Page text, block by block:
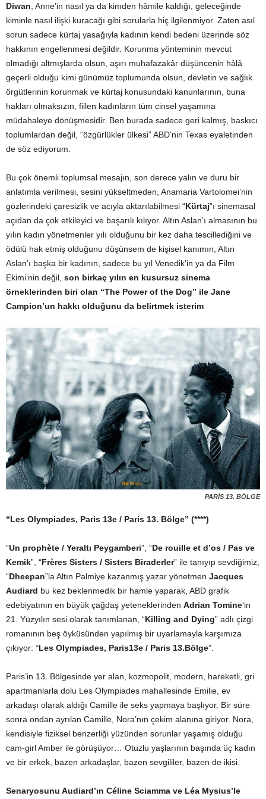
Diwan , Anne’in nasıl ya da kimden hâmile kaldığı, geleceğinde
kiminle nasıl ilişki kuracağı gibi sorularla hiç ilgilenmiyor. Zaten asıl
sorun sadece kürtaj yasağıyla kadının kendi bedeni üzerinde söz
hakkının engellenmesi değildir. Korunma yönteminin mevcut
olmadığı altmışlarda olsun, aşırı muhafazakâr düşüncenin hâlâ
geçerli olduğu kimi günümüz toplumunda olsun, devletin ve sağlık
örgütlerinin korunmak ve kürtaj konusundaki kanunlarının, buna
hakları olmaksızın, fiilen kadınların tüm cinsel yaşamına
müdahaleye dönüşmesidir. Ben burada sadece geri kalmış, baskıcı
toplumlardan değil, “özgürlükler ülkesi” ABD’nin Texas eyaletinden
de söz ediyorum.
Bu çok önemli toplumsal mesajın, son derece yalın ve duru bir
anlatımla verilmesi, sesini yükseltmeden, Anamaria Vartolomei’nin
gözlerindeki çaresizlik ve acıyla aktarılabilmesi “Kürtaj”ı sinemasal
açıdan da çok etkileyici ve başarılı kılıyor. Altın Aslan’ı almasının bu
yılın kadın yönetmenler yılı olduğunu bir kez daha tescillediğini ve
ödülü hak etmiş olduğunu düşünsem de kişisel kanımın, Altın
Aslan’ı başka bir kadının, sadece bu yıl Venedik’in ya da Film
Ekimi’nin değil, son birkaç yılın en kusursuz sinema
örneklerinden biri olan “The Power of the Dog” ile Jane
Campion’un hakkı olduğunu da belirtmek isterim
PARİS 13. BÖLGE
“Les Olympiades, Paris 13e / Paris 13. Bölge” (****)
“Un prophète / Yeraltı Peygamberi”, “De rouille et d’os / Pas ve
Kemik”, “Frères Sisters / Sisters Biraderler” ile tanıyıp sevdiğimiz,
“Dheepan”la Altın Palmiye kazanmış yazar yönetmen Jacques
Audiard bu kez beklenmedik bir hamle yaparak, ABD grafik
edebiyatının en büyük çağdaş yeteneklerinden Adrian Tomine‘in
21. Yüzyılın sesi olarak tanımlanan, “Killing and Dying” adlı çizgi
romanının beş öyküsünden yapılmış bir uyarlamayla karşımıza
çıkıyor: “Les Olympiades, Paris13e / Paris 13.Bölge”.
Paris’in 13. Bölgesinde yer alan, kozmopolit, modern, hareketli, gri
apartmanlarla dolu Les Olympiades mahallesinde Emilie, ev
arkadaşı olarak aldığı Camille ile seks yapmaya başlıyor. Bir süre
sonra ondan ayrılan Camille, Nora’nın çekim alanına giriyor. Nora,
kendisiyle fiziksel benzerliği yüzünden sorunlar yaşamış olduğu
cam-girl Amber ile görüşüyor… Otuzlu yaşlarının başında üç kadın
ve bir erkek, bazen arkadaşlar, bazen sevgililer, bazen de ikisi.
Senaryosunu Audiard’ın Céline Sciamma ve Léa Mysius’le